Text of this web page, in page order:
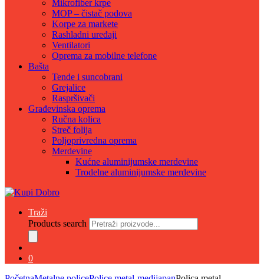
Mikrofiber krpe
MOP – čistač podova
Korpe za markete
Rashladni uređaji
Ventilatori
Oprema za mobilne telefone
Bašta
Tende i suncobrani
Grejalice
Raspršivači
Građevinska oprema
Ručna kolica
Streč folija
Poljoprivredna oprema
Merdevine
Kućne aluminijumske merdevine
Trodelne aluminijumske merdevine
Traži
Products search
0